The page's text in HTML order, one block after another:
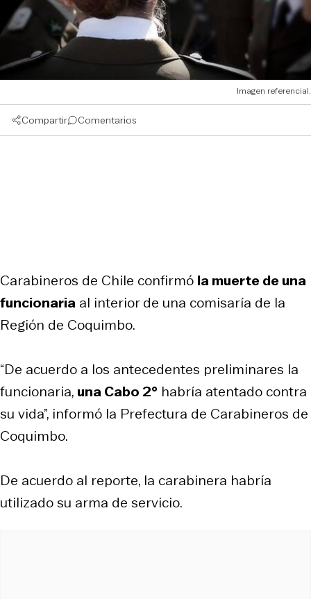
Imagen referencial.
Compartir Comentarios
Carabineros de Chile confirmó la muerte de una
funcionaria al interior de una comisaría de la
Región de Coquimbo.
“De acuerdo a los antecedentes preliminares la
funcionaria, una Cabo 2° habría atentado contra
su vida”, informó la Prefectura de Carabineros de
Coquimbo.
De acuerdo al reporte, la carabinera habría
utilizado su arma de servicio.